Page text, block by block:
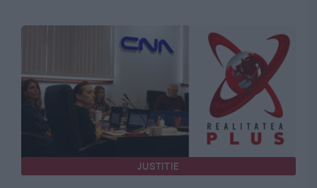
JUSTITIE